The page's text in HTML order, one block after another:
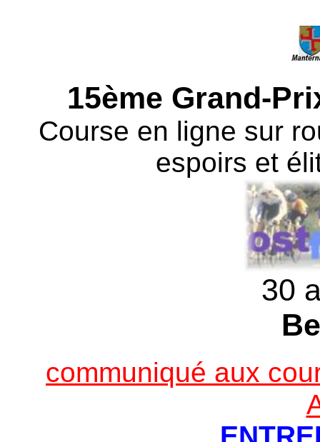
15ème Grand-
Course en ligne sur
espoirs et
30
communiqué aux